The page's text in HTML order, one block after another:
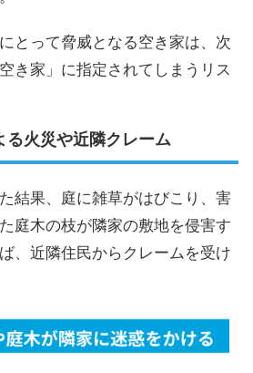
とって脅威となる空き家は、次
き家」に指定されてしまうリス
る火災や近隣クレーム
結果、庭に雑草がはびこり、害
庭木の枝が隣家の敷地を侵害す
、近隣住民からクレームを受け